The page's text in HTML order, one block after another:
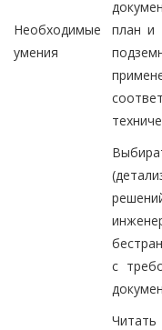
Необходимые
умения
план и
с